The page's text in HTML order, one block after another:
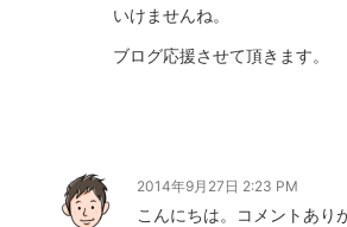
いけませんね。
ブログ応援させて頂きます。
2014年9月27日 2:23 PM
こんにちは。コメントあり